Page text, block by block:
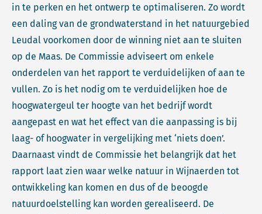
in te perken en het ontwerp te optimaliseren. Zo wordt
een daling van de grondwaterstand in het natuurgebied
Leudal voorkomen door de winning niet aan te sluiten
op de Maas. De Commissie adviseert om enkele
onderdelen van het rapport te verduidelijken of aan te
vullen. Zo is het nodig om te verduidelijken hoe de
hoogwatergeul ter hoogte van het bedrijf wordt
aangepast en wat het effect van die aanpassing is bij
laag- of hoogwater in vergelijking met ‘niets doen’.
Daarnaast vindt de Commissie het belangrijk dat het
rapport laat zien waar welke natuur in Wijnaerden tot
ontwikkeling kan komen en dus of de beoogde
natuurdoelstelling kan worden gerealiseerd. De